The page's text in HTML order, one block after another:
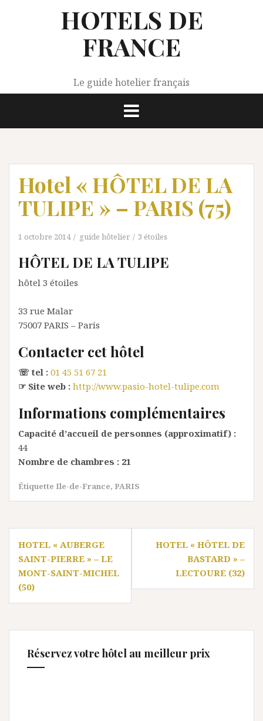
HOTELS DE
FRANCE
Le guide hotelier français
Hotel « HÔTEL DE LA
TULIPE » – PARIS (75)
1 octobre 2014 guide hôtelier 3 étoiles
HÔTEL DE LA TULIPE
hôtel 3 étoiles
33 rue Malar
75007 PARIS – Paris
Contacter cet hôtel
☏ tel : 01 45 51 67 21
☞ Site web : http://www.pasio-hotel-tulipe.com
Informations complémentaires
Capacité d’accueil de personnes (approximatif) :
44
Nombre de chambres : 21
Étiquette Ile-de-France, PARIS
Navigation
de
l’article
HOTEL « AUBERGE
SAINT-PIERRE » – LE
MONT-SAINT-MICHEL
(50)
HOTEL « HÔTEL DE
BASTARD » –
LECTOURE (32)
Réservez votre hôtel au meilleur prix